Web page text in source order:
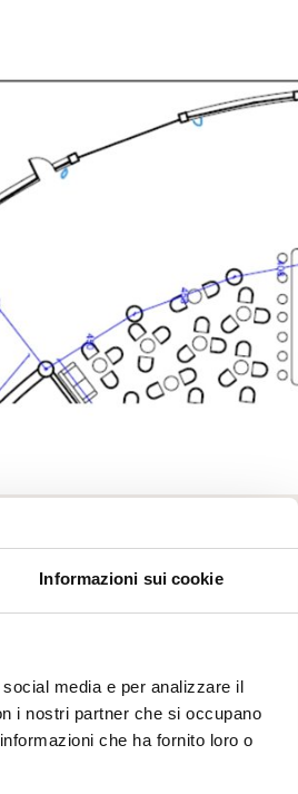
Informazioni sui cookie
media e per analizzare il
i nostri partner che si occupano
che ha fornito loro o
Capacità massima 100 persone, 120mq